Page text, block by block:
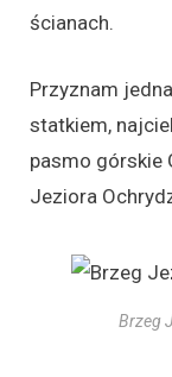
ścianach.
Przyznam
statkiem,
pasmo górskie
Jeziora
Brzeg